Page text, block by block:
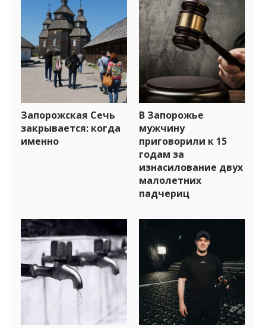
Запорожская Сечь
закрывается: когда
именно
В Запорожье
мужчину
приговорили к 15
годам за
изнасилование двух
малолетних
падчериц